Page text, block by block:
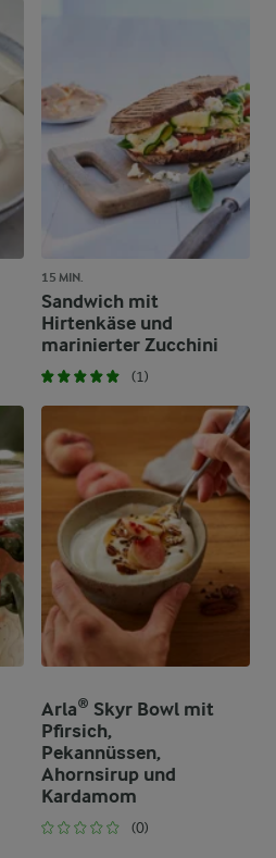
15 MIN.
Sandwich mit
Hirtenkäse und
marinierter Zucchini
(1)
Arla® Skyr Bowl mit
Pfirsich,
Pekannüssen,
Ahornsirup und
Kardamom
(0)